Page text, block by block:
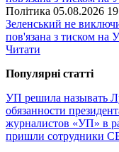
Полiтика 05.08.2026
Зеленський не
пов'язана з тиском на
Читати
Популярнi статтi
УП решила называть
обязанности
журналистов «УП» в
пришли сотрудники